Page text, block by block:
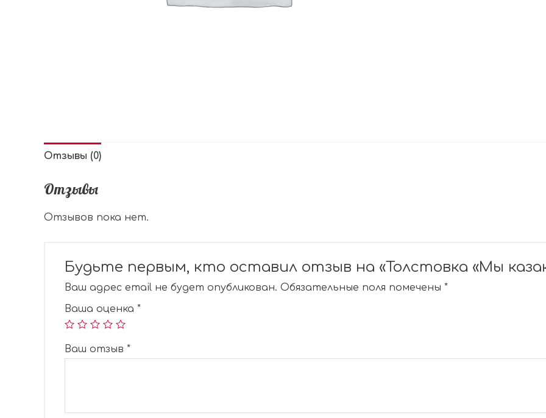
Отзывы (0)
Отзывы
Отзывов пока нет.
Будьте первым, кто оставил отзыв на «Толстовка «Мы
Ваш адрес email не будет опубликован. Обязательные поля помечены *
Ваша оценка *
Ваш отзыв *